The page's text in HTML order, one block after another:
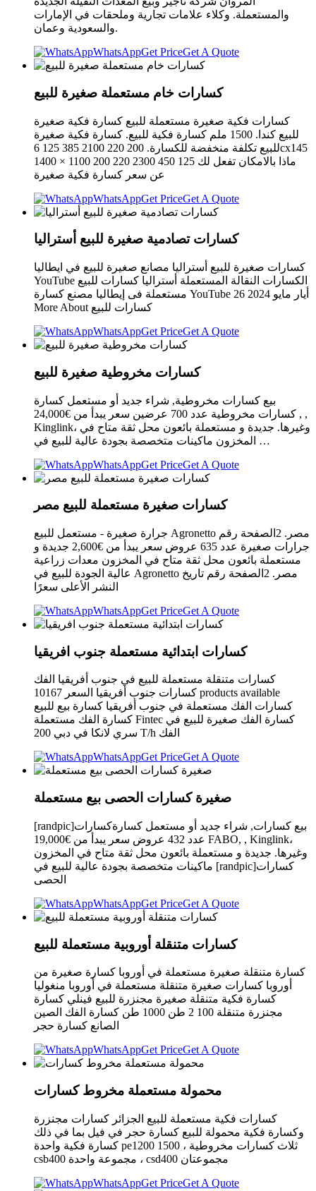
والمستعملة. وكلاء علامات تجارية وملحقات في الإمارات
والسعودية وعمان.
WhatsAppGet PriceGet A Quote
كسارات خام مستعملة صغيرة للبيع
كسارات فكية صغيرة مستعملة للبيع كسارة فكية صغيرة
للبيع كندا. 1500 ملم كسارة فكية للبيع. كسارة فكية صغيرة
للبيع تكلفة منخفضة للكسارة. 200 220 2100 385 125 6cx145
1400 × 1100 200 220 2300 450 125 ماذا بالامكان تفعل لك
عن سعر كسارة فكية صغيرة
WhatsAppGet PriceGet A Quote
كسارات تصادمية صغيرة للبيع أستراليا
كسارات صغيرة للبيع أستراليا ‫مصانع صغيرة للبيع في ايطاليا‬‎
YouTube الكسارات النقالة المستعملة أستراليا كسارات للبيع
مستعملة فى إيطاليا مصنع كسارة YouTube 26 أيار مايو 2024
More About كسارات للبيع
WhatsAppGet PriceGet A Quote
كسارات مخروطية صغيرة للبيع
بيع كسارات مخروطية, شراء جديد أو مستعمل كسارة
كسارات مخروطية عدد 700 عرضين سعر يبدأ من €24,000 , ,
Kinglink، وغيرها. جديدة و مستعملة بائعون محل ثقة متاح في
المخزون ماكينات متخصصة بجودة عالية للبيع في …
WhatsAppGet PriceGet A Quote
كسارات صغيرة مستعملة للبيع مصر
جرارة صغيرة - مستعمل للبيع Agronetto مصر. 2الصفحة رقم
جرارات صغيرة عدد 635 عروض سعر يبدأ من €2,600 جديدة و
مستعملة بائعون محل ثقة متاح في المخزون معدات زراعية
عالية الجودة للبيع في Agronetto مصر. 2الصفحة رقم تاريخ
النشر الأعلى سعرًا
WhatsAppGet PriceGet A Quote
كسارات ابتدائية مستعملة جنوب افريقيا
كسارات متنقلة مستعملة للبيع في جنوب أفريقيا الفك
كسارات جنوب أفريقيا السعر 10167 products available
كسارات الفك مستعملة في جنوب أفريقيا كسارة بيع للبيع
كسارة الفك مستعملة Fintec كسارة الفك صغيرة للبيع في
سري لانكا في دبي 200 T/h الفك
WhatsAppGet PriceGet A Quote
صغيرة كسارات الحصى بيع مستعملة
[randpic]بيع كسارات, شراء جديد أو مستعمل كسارةكسارات
عدد 432 عروض سعر يبدأ من €19,000 FABO, , Kinglink،
وغيرها. جديدة و مستعملة بائعون محل ثقة متاح في المخزون
ماكينات متخصصة بجودة عالية للبيع في [randpic]كسارات
الحصى
WhatsAppGet PriceGet A Quote
كسارات متنقلة أوروبية مستعملة للبيع
كسارة متنقلة صغيرة مستعملة في أوروبا كسارة صغيرة من
أوروبا كسارات صغيرة متنقلة مستعملة في أوروبا منغوليا
كسارة فكية متنقلة صغيرة مجنزرة للبيع فينلي كسارة
مجنزرة متنقلة 100 2 طن 1000 طن كسارة الفك الصين
الصانع كسارة حجر
WhatsAppGet PriceGet A Quote
محمولة مستعملة مخروط كسارات
كسارات فكية مستعملة للبيع الجزائر كسارات مجنزرة
وكسارة فكية محمولة للبيع كسارة حجر في فيل بما في ذلك
كسارة فكية واحدة pe1200 1500 ، ثلاث كسارات مخروطية
csb400 مجموعة واحدة ، csd400 مجموعتان
WhatsAppGet PriceGet A Quote